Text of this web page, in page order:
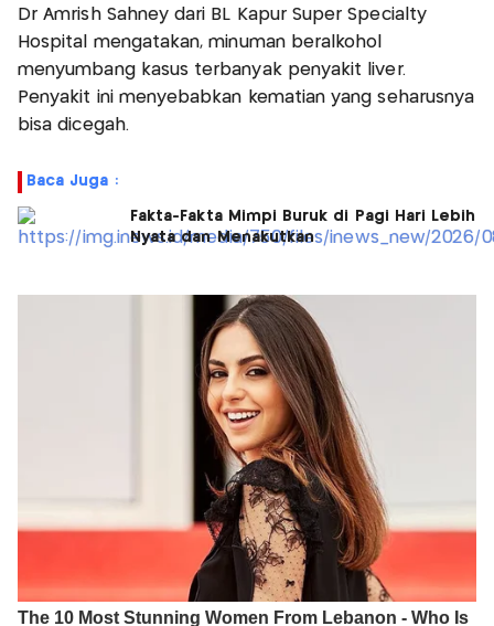
Dr Amrish Sahney dari BL Kapur Super Specialty
Hospital mengatakan, minuman beralkohol
menyumbang kasus terbanyak penyakit liver.
Penyakit ini menyebabkan kematian yang seharusnya
bisa dicegah.
Baca Juga :
Fakta-Fakta Mimpi Buruk di Pagi Hari Lebih
Nyata dan Menakutkan